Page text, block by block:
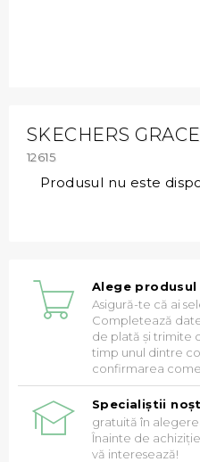
SKECHERS
12615
Produsul nu este
Alege
Asigură-te că ai
Completează
de plată și trimite
timp unul dintre
confirmarea
Specialiștii
gratuită în
Înainte de
vă interesează!